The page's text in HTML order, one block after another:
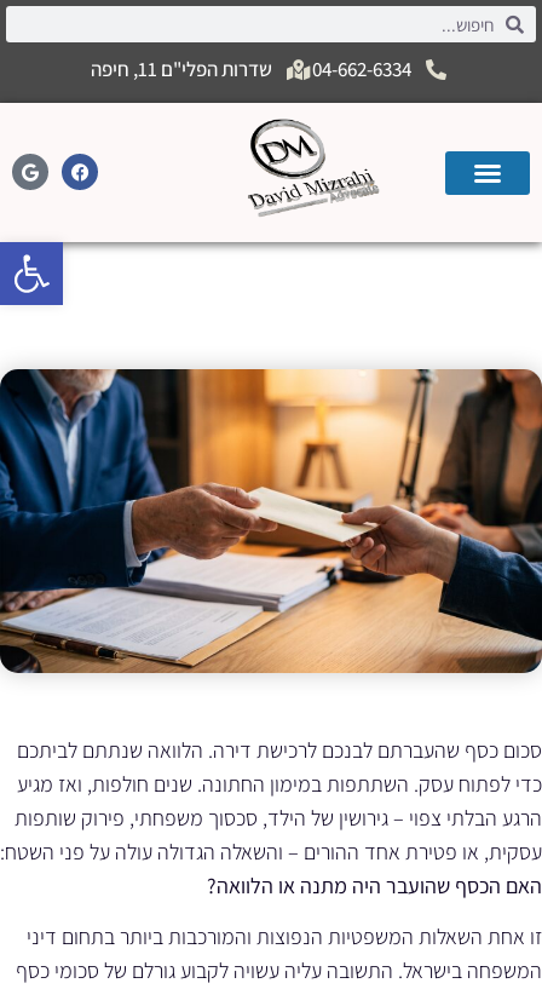
04-662-6334 שדרות הפלי"ם 11, חיפה
כספים שהורים מעבירים לילדים – מתנה
סכום כסף שהעברתם לבנכם לרכישת דירה. הלוואה שנתתם לביתכם
כדי לפתוח עסק. השתתפות במימון החתונה. שנים חולפות, ואז מגיע
הרגע הבלתי צפוי – גירושין של הילד, סכסוך משפחתי, פירוק שותפות
עסקית, או פטירת אחד ההורים – והשאלה הגדולה עולה על פני השטח:
האם הכסף שהועבר היה מתנה או הלוואה?
זו אחת השאלות המשפטיות הנפוצות והמורכבות ביותר בתחום דיני
המשפחה בישראל. התשובה עליה עשויה לקבוע גורלם של סכומי כסף